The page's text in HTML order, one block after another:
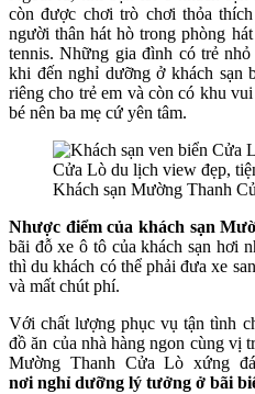
còn được chơi trò chơi thỏa
người thân hát hò trong phòng
tennis. Những gia đình có trẻ
khi đến nghỉ dưỡng ở khách sạn
riêng cho trẻ em và còn có khu
bé nên ba mẹ cứ yên tâm.
Khách sạn Mường Thanh
Nhược điểm của khách sạn
bãi đỗ xe ô tô của khách sạn hơi
thì du khách có thể phải đưa xe
và mất chút phí.
Với chất lượng phục vụ tận tình
đồ ăn của nhà hàng ngon cùng vị
Mường Thanh Cửa Lò xứng
nơi nghỉ dưỡng lý tưởng ở bãi